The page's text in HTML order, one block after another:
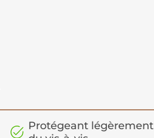
Protégeant légèrement